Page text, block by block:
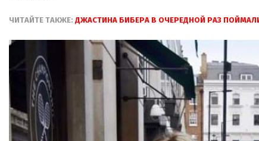
ЧИТАЙТЕ ТАКЖЕ: ДЖАСТИНА БИБЕРА В ОЧЕРЕДНОЙ РАЗ